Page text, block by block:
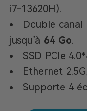
i7-13620H).
Double canal
jusqu’à 64 Go.
SSD PCIe
Ethernet
Supporte 4